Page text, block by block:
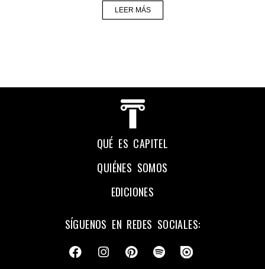
LEER MÁS
QUÉ ES CAPITEL
QUIÉNES SOMOS
EDICIONES
SÍGUENOS EN REDES SOCIALES: